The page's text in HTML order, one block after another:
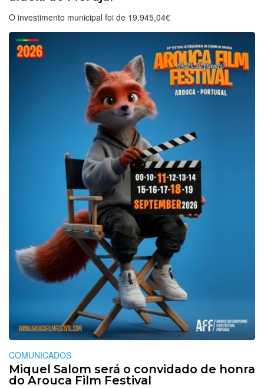
O investimento municipal foi de 19.945,04€
COMUNICADOS
Miquel Salom será o convidado de honra
do Arouca Film Festival